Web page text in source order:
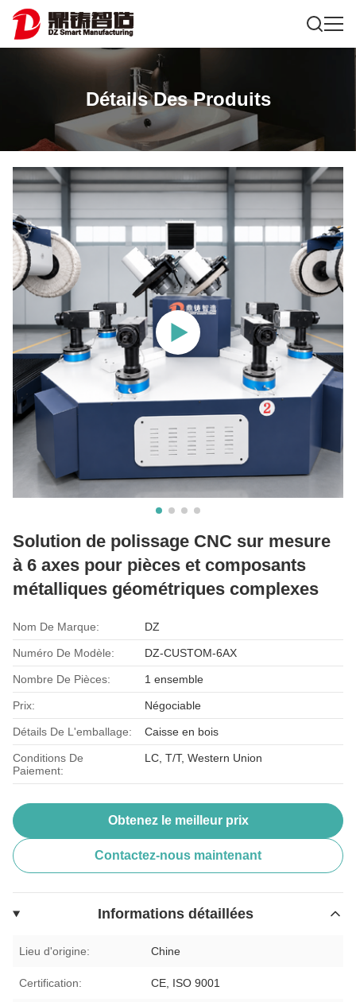
Détails Des Produits
Solution de polissage CNC sur mesure
à 6 axes pour pièces et composants
métalliques géométriques complexes
Nom De Marque: DZ
Numéro De Modèle: DZ-CUSTOM-6AX
Nombre De Pièces: 1 ensemble
Prix: Négociable
Détails De L'emballage: Caisse en bois
Conditions De
Paiement:
LC, T/T, Western Union
Obtenez le meilleur prix
Contactez-nous maintenant
Informations détaillées
Lieu d'origine: Chine
Certification: CE, ISO 9001